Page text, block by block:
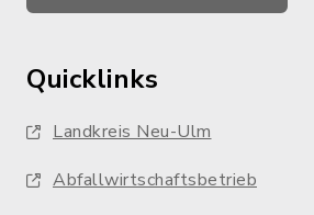
Quicklinks
Landkreis Neu-Ulm
Abfallwirtschaftsbetrieb